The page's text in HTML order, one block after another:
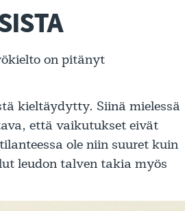
on pitänyt
kieltäydytty. Siinä mielessä
että vaikutukset eivät
ole niin suuret kuin
leudon talven takia myös